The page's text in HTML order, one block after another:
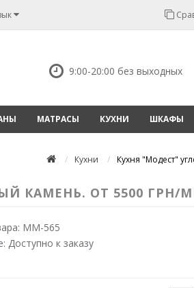
9:00-20:00 без выходных
МАТРАСЫ КУХНИ ШКАФЫ
Кухни Кухня "Модест"
КАМЕНЬ. ОТ 5500 ГРН/
MM-565
Доступно к заказу